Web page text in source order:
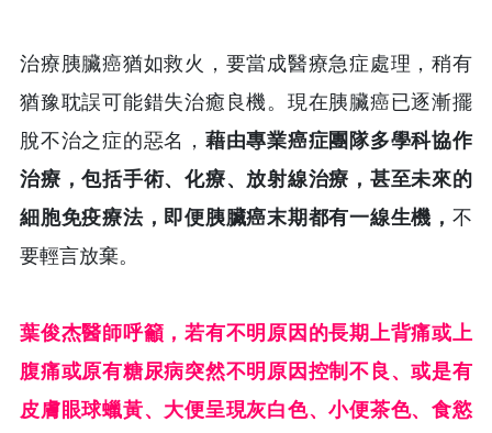
治療胰臟癌猶如救火，要當成醫療急症處理，稍有
猶豫耽誤可能錯失治癒良機。現在胰臟癌已逐漸擺
脫不治之症的惡名， 藉由專業癌症團隊多學科協作
治療，包括手術、化療、放射線治療，甚至未來的
細胞免疫療法，即便胰臟癌末期都有一線生機， 不
要輕言放棄。
葉俊杰醫師呼籲，若有不明原因的長期上背痛或上
腹痛或原有糖尿病突然不明原因控制不良、或是有
皮膚眼球蠟黃、大便呈現灰白色、小便茶色、食慾